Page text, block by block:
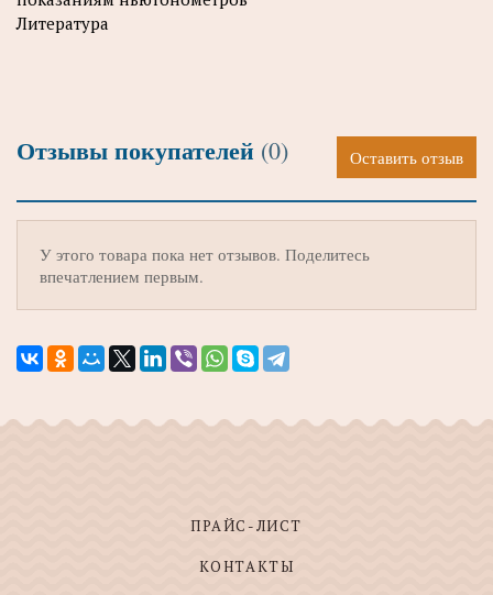
Литература
Отзывы покупателей (0) Оставить отзыв
У этого товара пока нет отзывов. Поделитесь
впечатлением первым.
ПРАЙС-ЛИСТ
КОНТАКТЫ